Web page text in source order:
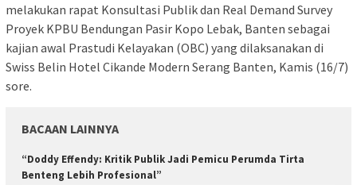
melakukan rapat Konsultasi Publik dan Real Demand Survey
Proyek KPBU Bendungan Pasir Kopo Lebak, Banten sebagai
kajian awal Prastudi Kelayakan (OBC) yang dilaksanakan di
Swiss Belin Hotel Cikande Modern Serang Banten, Kamis (16/7)
sore.
BACAAN LAINNYA
“Doddy Effendy: Kritik Publik Jadi Pemicu Perumda Tirta
Benteng Lebih Profesional”